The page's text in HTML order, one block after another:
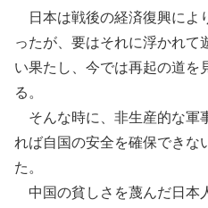
日本は戦後の経済復興によ
ったが、要はそれに浮かれて
い果たし、今では再起の道を
る。
そんな時に、非生産的な軍
れば自国の安全を確保できな
た。
中国の貧しさを蔑んだ日本